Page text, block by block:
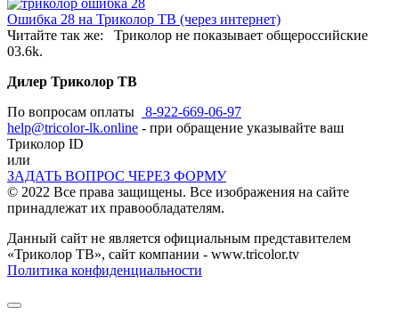
Ошибка 28 на Триколор ТВ (через интернет)
Читайте так же: Триколор не показывает общероссийские
03.6k.
Дилер Триколор ТВ
По вопросам оплаты
8-922-669-06-97
help@tricolor-lk.online - при обращение указывайте ваш
Триколор ID
или
ЗАДАТЬ ВОПРОС ЧЕРЕЗ ФОРМУ
© 2022 Все права защищены. Все изображения на сайте
принадлежат их правообладателям.
Данный сайт не является официальным представителем
«Триколор ТВ», сайт компании - www.tricolor.tv
Политика конфиденциальности